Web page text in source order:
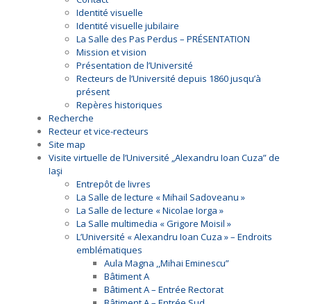
Identité visuelle
Identité visuelle jubilaire
La Salle des Pas Perdus – PRÉSENTATION
Mission et vision
Présentation de l’Université
Recteurs de l’Université depuis 1860 jusqu’à
présent
Repères historiques
Recherche
Recteur et vice-recteurs
Site map
Visite virtuelle de l’Université „Alexandru Ioan Cuza” de
Iaşi
Entrepôt de livres
La Salle de lecture « Mihail Sadoveanu »
La Salle de lecture « Nicolae Iorga »
La Salle multimedia « Grigore Moisil »
L’Université « Alexandru Ioan Cuza » – Endroits
emblématiques
Aula Magna ,,Mihai Eminescu”
Bâtiment A
Bâtiment A – Entrée Rectorat